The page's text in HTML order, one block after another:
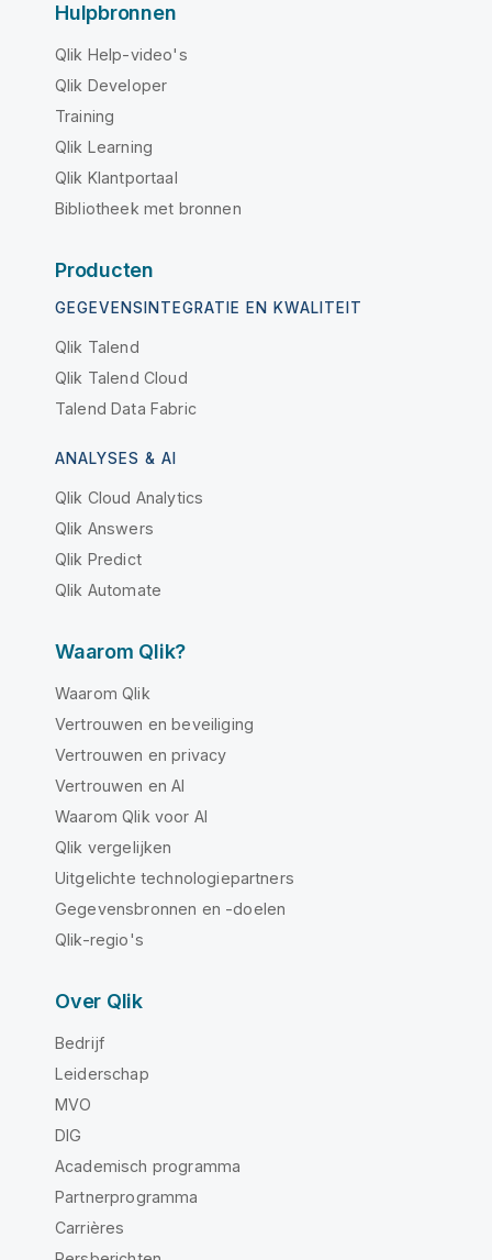
Hulpbronnen
Qlik Help-video's
Qlik Developer
Training
Qlik Learning
Qlik Klantportaal
Bibliotheek met bronnen
Producten
GEGEVENSINTEGRATIE EN KWALITEIT
Qlik Talend
Qlik Talend Cloud
Talend Data Fabric
ANALYSES & AI
Qlik Cloud Analytics
Qlik Answers
Qlik Predict
Qlik Automate
Waarom Qlik?
Waarom Qlik
Vertrouwen en beveiliging
Vertrouwen en privacy
Vertrouwen en AI
Waarom Qlik voor AI
Qlik vergelijken
Uitgelichte technologiepartners
Gegevensbronnen en -doelen
Qlik-regio's
Over Qlik
Bedrijf
Leiderschap
MVO
DIG
Academisch programma
Partnerprogramma
Carrières